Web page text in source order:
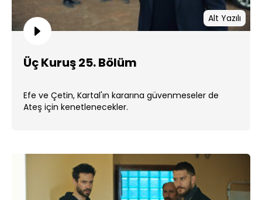
Alt Yazılı
Üç Kuruş 25. Bölüm
Efe ve Çetin, Kartal'ın kararına güvenmeseler de
Ateş için kenetlenecekler.